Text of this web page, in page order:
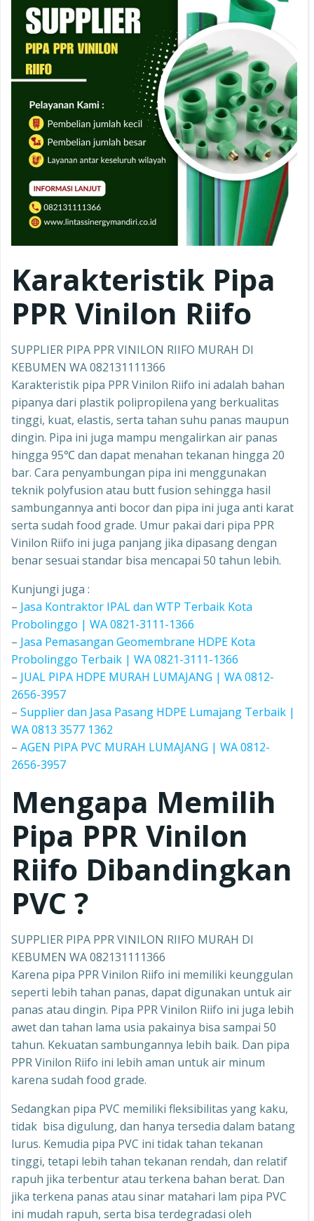
Karakteristik Pipa
PPR Vinilon Riifo
SUPPLIER PIPA PPR VINILON RIIFO MURAH DI
KEBUMEN WA 082131111366
Karakteristik pipa PPR Vinilon Riifo ini adalah bahan
pipanya dari plastik polipropilena yang berkualitas
tinggi, kuat, elastis, serta tahan suhu panas maupun
dingin. Pipa ini juga mampu mengalirkan air panas
hingga 95℃ dan dapat menahan tekanan hingga 20
bar. Cara penyambungan pipa ini menggunakan
teknik polyfusion atau butt fusion sehingga hasil
sambungannya anti bocor dan pipa ini juga anti karat
serta sudah food grade. Umur pakai dari pipa PPR
Vinilon Riifo ini juga panjang jika dipasang dengan
benar sesuai standar bisa mencapai 50 tahun lebih.
Kunjungi juga :
– Jasa Kontraktor IPAL dan WTP Terbaik Kota
Probolinggo | WA 0821-3111-1366
– Jasa Pemasangan Geomembrane HDPE Kota
Probolinggo Terbaik | WA 0821-3111-1366
– JUAL PIPA HDPE MURAH LUMAJANG | WA 0812-
2656-3957
– Supplier dan Jasa Pasang HDPE Lumajang Terbaik |
WA 0813 3577 1362
– AGEN PIPA PVC MURAH LUMAJANG | WA 0812-
2656-3957
Mengapa Memilih
Pipa PPRVinilon
Riifo Dibandingkan
PVC ?
SUPPLIER PIPA PPR VINILON RIIFO MURAH DI
KEBUMEN WA 082131111366
Karena pipa PPR Vinilon Riifo ini memiliki keunggulan
seperti lebih tahan panas, dapat digunakan untuk air
panas atau dingin. Pipa PPR Vinilon Riifo ini juga lebih
awet dan tahan lama usia pakainya bisa sampai 50
tahun. Kekuatan sambungannya lebih baik. Dan pipa
PPR Vinilon Riifo ini lebih aman untuk air minum
karena sudah food grade.
Sedangkan pipa PVC memiliki fleksibilitas yang kaku,
tidak bisa digulung, dan hanya tersedia dalam batang
lurus. Kemudia pipa PVC ini tidak tahan tekanan
tinggi, tetapi lebih tahan tekanan rendah, dan relatif
rapuh jika terbentur atau terkena bahan berat. Dan
jika terkena panas atau sinar matahari lam pipa PVC
ini mudah rapuh, serta bisa terdegradasi oleh